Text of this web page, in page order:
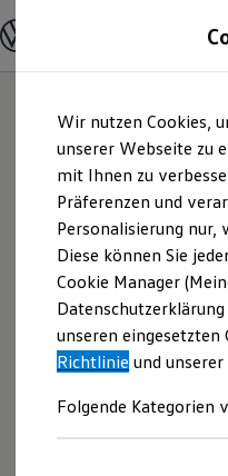
Hauptinhalt
springen
Footer
springen
Modelle und
Modelle
Elektroautos
ENERGY
Nutzfahrzeuge
SUV und CUV
Familienautos
Kombis
Kompaktwagen
Sportwagen
Schnell verfügbare
Angebote und Produkte
Aktuelle
E-Auto-Förderung
Volkswagen
Junge
Wir nutzen Cookies,
unserer Webseite zu
mit Ihnen zu
Präferenzen und
Personalisierung nur,
Diese können Sie
Cookie Manager
unseren
Richtlinie und unserer
Folgende Kategorien